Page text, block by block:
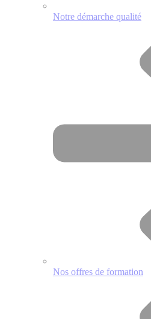
Notre démarche qualité
Nos offres de formation